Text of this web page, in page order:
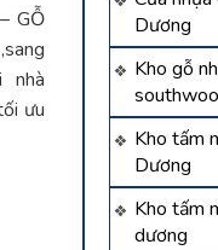
Dương
Kho gỗ
Kho tấm
Dương
Kho tấm
dương
GỖ
nhà
ưu